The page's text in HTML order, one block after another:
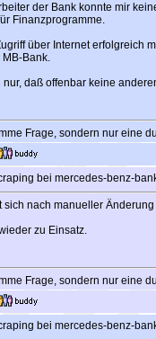
der Bank konnte mir
Finanzprogramme.
über Internet erfolgreich
Bank.
nur, daß offenbar keine
Frage, sondern nur eine
bei mercedes-benz-
sich nach manueller
zu Einsatz.
Frage, sondern nur eine
bei mercedes-benz-